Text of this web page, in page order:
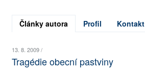
ROZHOVORY
NEJČTENĚJŠÍ ZA 7 DNÍ
Články autora Profil Kontakt
13. 8. 2009 /
Tragédie obecní pastviny